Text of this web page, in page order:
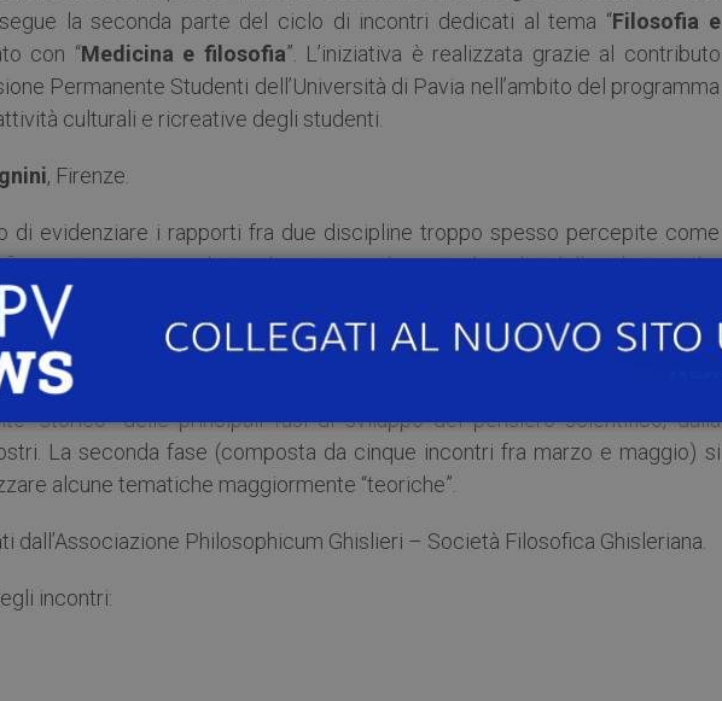
la seconda parte del ciclo di incontri dedicati al tema “Filosofia e
con “Medicina e filosofia”. L’iniziativa è realizzata grazie al contributo
Permanente Studenti dell’Università di Pavia nell’ambito del programma
culturali e ricreative degli studenti.
, Firenze.
di evidenziare i rapporti fra due discipline troppo spesso percepite come
e scienza, inserendosi nel contesto più ampio di analisi delle relazioni che
“campi” del sapere, cominciato l’anno scorso con il ciclo “Filosofia e
(cinque incontri svoltisi fra ottobre e dicembre) si è cercato di fornire un
“storico” delle principali fasi di sviluppo del pensiero scientifico, dalla
La seconda fase (composta da cinque incontri fra marzo e maggio) si
alcune tematiche maggiormente “teoriche”.
dall’Associazione Philosophicum Ghislieri – Società Filosofica Ghisleriana.
incontri: